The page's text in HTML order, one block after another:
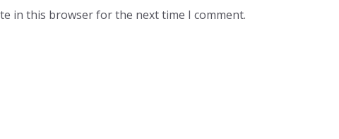
in this browser for the next time I comment.